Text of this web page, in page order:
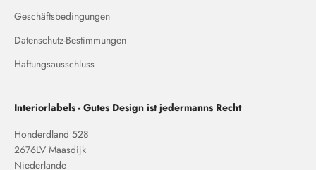
Geschäftsbedingungen
Datenschutz-Bestimmungen
Haftungsausschluss
Interiorlabels - Gutes Design ist jedermanns Recht
Honderdland 528
2676LV Maasdijk
Niederlande